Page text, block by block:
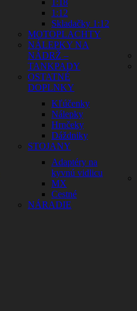
1:18
1:12
Skladačky 1:12
MOTOPLACHTY
NÁLEPKY NA
NÁDRŽ –
TANKPADY
OSTATNÉ
DOPLNKY
Kľúčenky
Nálepky
Hrnčeky
Dáždniky
STOJANY
Adaptéry na
kyvnú vidlicu
MX
Cestné
NÁRADIE